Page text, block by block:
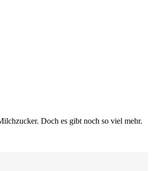
Doch es gibt noch so viel mehr.